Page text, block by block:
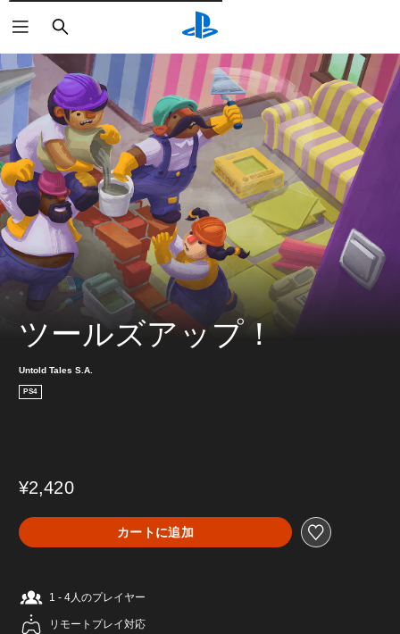
検
索
ツールズアップ！
Untold Tales S.A.
PS4
¥2,420
カートに追加
1 - 4人のプレイヤー
リモートプレイ対応